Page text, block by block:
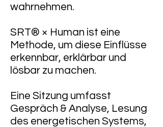
wahrnehmen.
SRT® × Human ist eine
Methode, um diese Einflüsse
erkennbar, erklärbar und
lösbar zu machen.
Eine Sitzung umfasst
Gespräch & Analyse, Lesung
des energetischen Systems,